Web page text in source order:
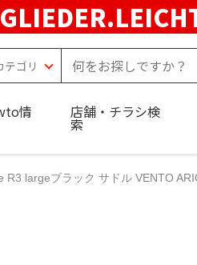
情 店舗・チラシ検
索
R3 largeブラック サドル VENTO